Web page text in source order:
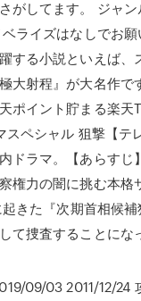
がしてます。 ジャ
ライズはなしでお
する小説といえば、
大射程』が大名作で
ポイント貯まる楽天
スペシャル 狙撃【テ
ドラマ。【あらすじ
権力の闇に挑む本格
きた『次期首相候補
て捜査することにな
09/03 2011/12/24